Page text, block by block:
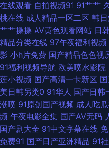
观看 三级片在线看艹 51黑料第一页
国产欧美偷日韩 欧美日韩色蜜蜜 91
片 成人伊人影视 东京热大乱叫 肏屄
韩欧美亚洲 午夜福利视频导航 人妖
线 玖玖热视频 亚洲福利喷水 99资
三四 日韩av欧美免费 亚洲龙1级a
在线观看 自拍视频91 91艹艹
桃在线 成人精品一区二区 韩
艹艹操操 AV黄色观看网站 日
精品分类在线 97午夜福利视频
影 小h片免费 国产精品色色视
91福利视频导航 欧美喷水影院
莲小视频 国产高清一卡新区
美日韩另类0 91华人 国产日韩
潮喷 91原创国产视频 成人吃
频 午夜电影全集 国产AV无码
国产剧大全 91中文字幕在线
免费91 国产日产亚洲精品 91